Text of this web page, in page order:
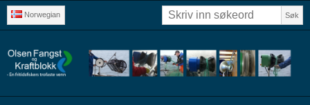
Norwegian Søk